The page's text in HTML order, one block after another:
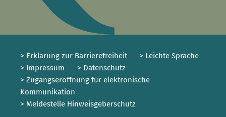
> Erklärung zur Barrierefreiheit
> Leichte Sprache
> Impressum
> Datenschutz
> Zugangseröffnung für elektronische
Kommunikation
> Meldestelle Hinweisgeberschutz